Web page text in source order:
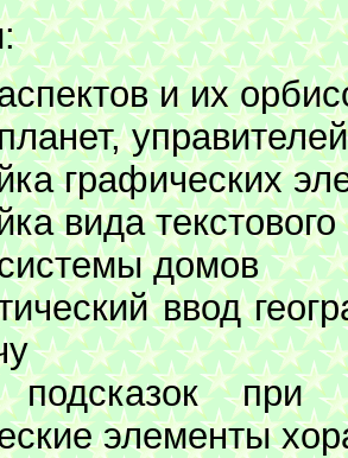
и их
графических
вида
домов
ввод
при
элементы